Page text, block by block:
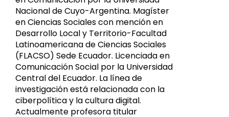
Nacional de Cuyo-Argentina. Magíster
en Ciencias Sociales con mención en
Desarrollo Local y Territorio-Facultad
Latinoamericana de Ciencias Sociales
(FLACSO) Sede Ecuador. Licenciada en
Comunicación Social por la Universidad
Central del Ecuador. La línea de
investigación está relacionada con la
ciberpolítica y la cultura digital.
Actualmente profesora titular